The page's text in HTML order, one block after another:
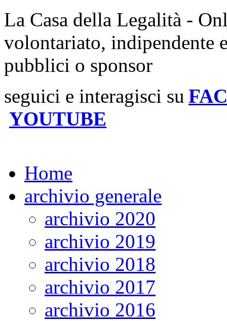
La Casa della Legalità -
volontariato, indipendente
pubblici o sponsor
seguici e interagisci su
YOUTUBE
Home
archivio generale
archivio 2020
archivio 2019
archivio 2018
archivio 2017
archivio 2016